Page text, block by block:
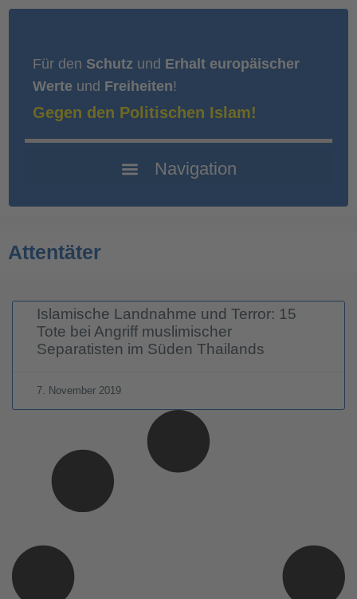
Für den Schutz und Erhalt europäischer
Werte und Freiheiten!
Gegen den Politischen Islam!
Attentäter
Islamische Landnahme und Terror: 15
Tote bei Angriff muslimischer
Separatisten im Süden Thailands
7. November 2019